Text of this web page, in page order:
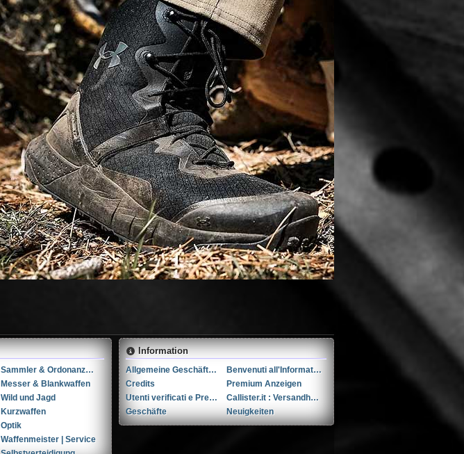
Sammler & Ordonanzwaffen
Messer & Blankwaffen
Wild und Jagd
Kurzwaffen
Optik
Waffenmeister | Service
Information
Allgemeine Geschäftsbedingungen (AGB)s
Benvenuti all'Informativa sulla Privacy
Credits
Premium Anzeigen
Utenti verificati e Premium
Callister.it : Versandhandel seit 2002
Geschäfte
Neuigkeiten